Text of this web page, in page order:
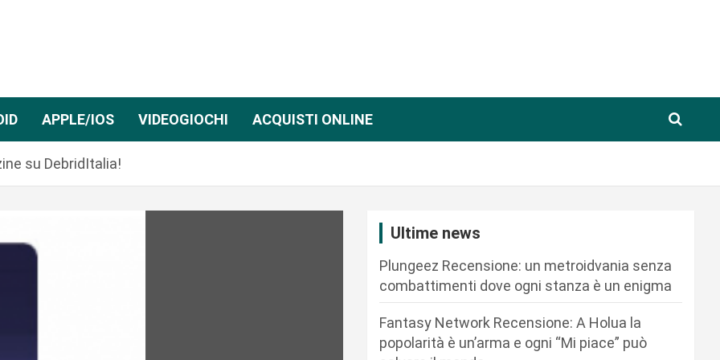
APPLE/IOS VIDEOGIOCHI ACQUISTI ONLINE
su DebridItalia!
Ultime news
Plungeez Recensione: un metroidvania senza
combattimenti dove ogni stanza è un enigma
Fantasy Network Recensione: A Holua la
popolarità è un’arma e ogni “Mi piace” può